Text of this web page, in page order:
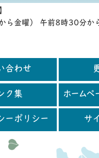
ら金曜） 午前8時30分か
合わせ
ク集 ホームペ
ーポリシー サ